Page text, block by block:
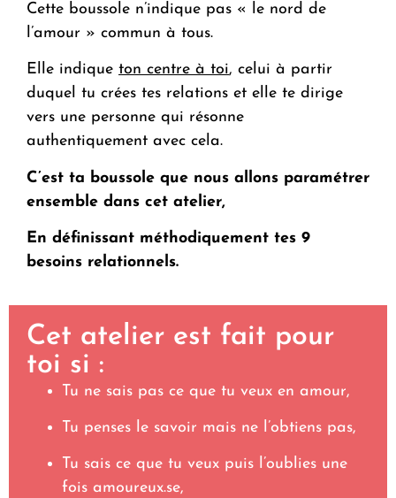
Cette boussole n’indique pas « le nord de
l’amour » commun à tous.
Elle indique ton centre à toi, celui à partir
duquel tu crées tes relations et elle te dirige
vers une personne qui résonne
authentiquement avec cela.
C’est ta boussole que nous allons paramétrer
ensemble dans cet atelier,
En définissant méthodiquement tes 9
besoins relationnels.
Cet atelier est fait pour
toi si :
Tu ne sais pas ce que tu veux en amour,
Tu penses le savoir mais ne l’obtiens pas,
Tu sais ce que tu veux puis l’oublies une
fois amoureux.se,